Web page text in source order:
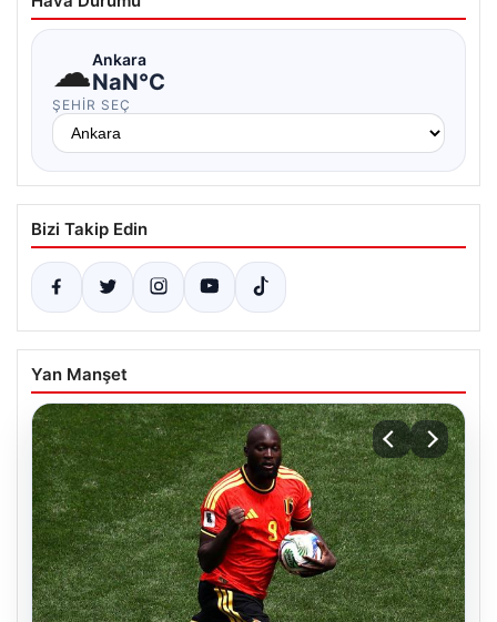
☁Ankara
NaN°C
ŞEHIR SEÇ
Bizi Takip Edin
Yan Manşet